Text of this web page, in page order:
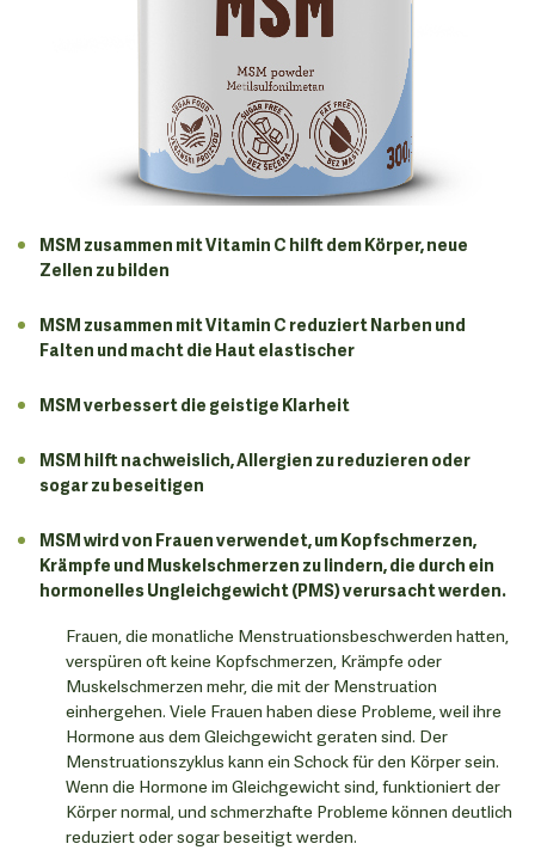
MSM zusammen mit Vitamin C hilft dem Körper, neue
Zellen zu bilden
MSM zusammen mit Vitamin C reduziert Narben und
Falten und macht die Haut elastischer
MSM verbessert die geistige Klarheit
MSM hilft nachweislich, Allergien zu reduzieren oder
sogar zu beseitigen
MSM wird von Frauen verwendet, um Kopfschmerzen,
Krämpfe und Muskelschmerzen zu lindern, die durch ein
hormonelles Ungleichgewicht (PMS) verursacht werden.
Frauen, die monatliche Menstruationsbeschwerden hatten,
verspüren oft keine Kopfschmerzen, Krämpfe oder
Muskelschmerzen mehr, die mit der Menstruation
einhergehen. Viele Frauen haben diese Probleme, weil ihre
Hormone aus dem Gleichgewicht geraten sind. Der
Menstruationszyklus kann ein Schock für den Körper sein.
Wenn die Hormone im Gleichgewicht sind, funktioniert der
Körper normal, und schmerzhafte Probleme können deutlich
reduziert oder sogar beseitigt werden.